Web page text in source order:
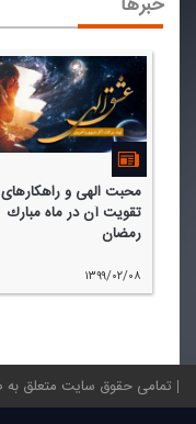
محبت الهی و راهكارهای
تقویت آن در ماه مبارك
رمضان
۱۳۹۹/۰۲/۰۸
تمامی حقوق سایت متعلق